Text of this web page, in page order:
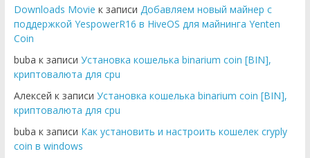
Downloads Movie к записи Добавляем новый майнер с
поддержкой YespowerR16 в HiveOS для майнинга Yenten
Coin
buba к записи Установка кошелька binarium coin [BIN],
криптовалюта для cpu
Алексей к записи Установка кошелька binarium coin [BIN],
криптовалюта для cpu
buba к записи Как установить и настроить кошелек cryply
coin в windows